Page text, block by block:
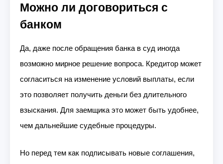
Можно ли договориться с
банком
Да, даже после обращения банка в суд иногда
возможно мирное решение вопроса. Кредитор может
согласиться на изменение условий выплаты, если
это позволяет получить деньги без длительного
взыскания. Для заемщика это может быть удобнее,
чем дальнейшие судебные процедуры.
Но перед тем как подписывать новые соглашения,